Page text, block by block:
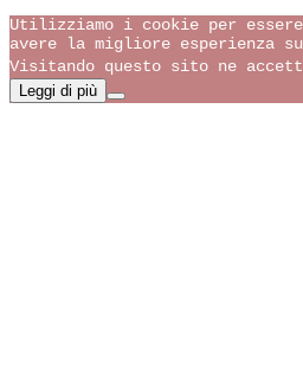
Utilizziamo i cookie per
avere la migliore esperienza
Visitando questo sito ne
Leggi di più